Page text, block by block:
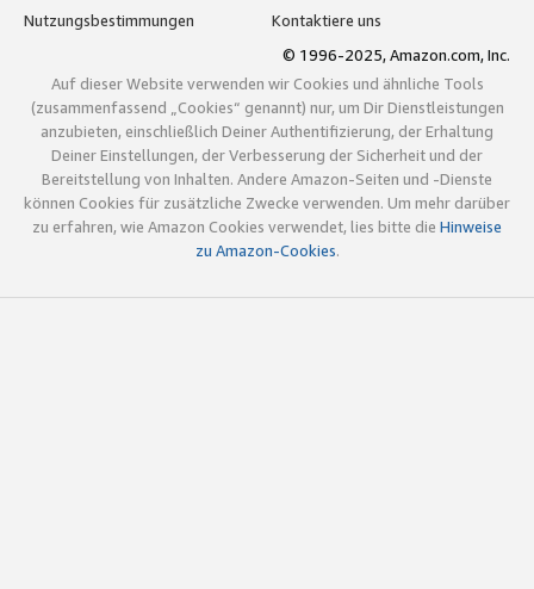
Nutzungsbestimmungen
Kontaktiere uns
© 1996-2025, Amazon.com, Inc.
Auf dieser Website verwenden wir Cookies und ähnliche Tools
(zusammenfassend „Cookies“ genannt) nur, um Dir Dienstleistungen
anzubieten, einschließlich Deiner Authentifizierung, der Erhaltung
Deiner Einstellungen, der Verbesserung der Sicherheit und der
Bereitstellung von Inhalten. Andere Amazon-Seiten und -Dienste
können Cookies für zusätzliche Zwecke verwenden. Um mehr darüber
zu erfahren, wie Amazon Cookies verwendet, lies bitte die Hinweise
zu Amazon-Cookies.